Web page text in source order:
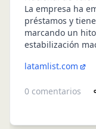
La empresa ha
préstamos y
marcando un
estabilización
latamlist.com
0 comentarios